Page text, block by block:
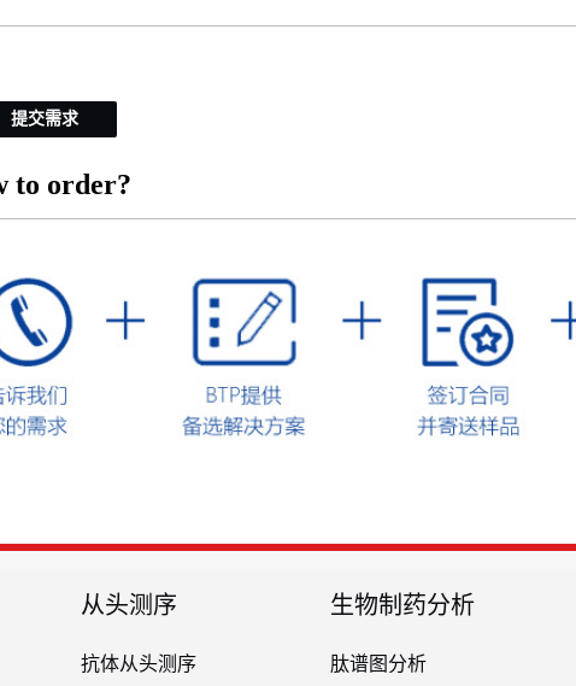
提交需求
to order?
从头测序
抗体从头测序
生物制药分析
肽谱图分析